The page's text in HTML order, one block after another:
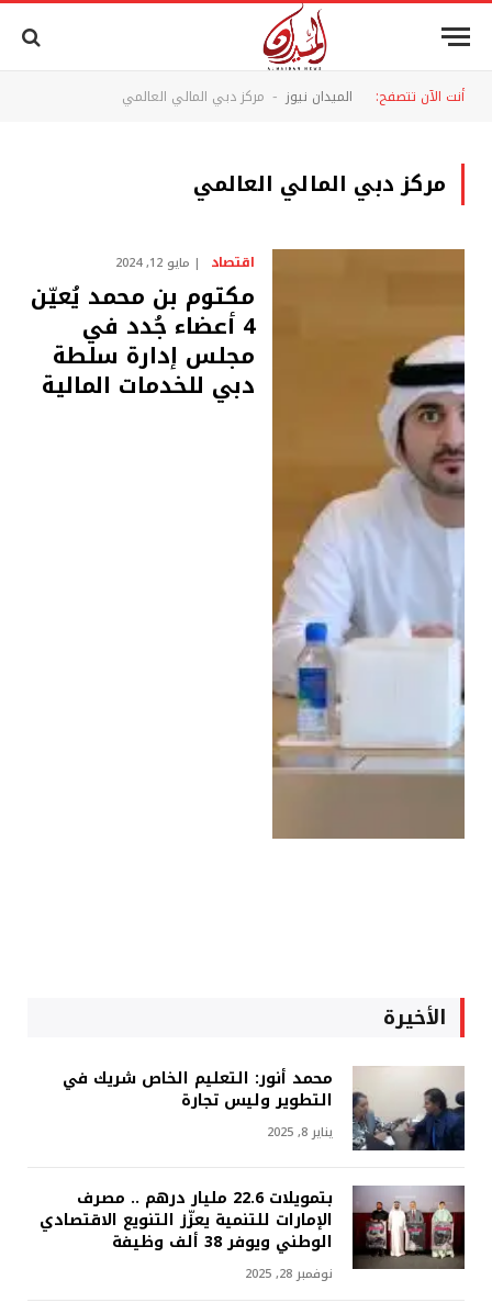
أنت الآن تتصفح: الميدان نيوز - مركز دبي المالي العالمي
مركز دبي المالي العالمي
اقتصاد مايو 12, 2024
مكتوم بن محمد يُعيّن
4 أعضاء جُدد في
مجلس إدارة سلطة
دبي للخدمات المالية
الأخيرة
محمد أنور: التعليم الخاص شريك في
التطوير وليس تجارة
يناير 8, 2025
بتمويلات 22.6 مليار درهم .. مصرف
الإمارات للتنمية يعزّز التنويع الاقتصادي
الوطني ويوفر 38 ألف وظيفة
نوفمبر 28, 2025